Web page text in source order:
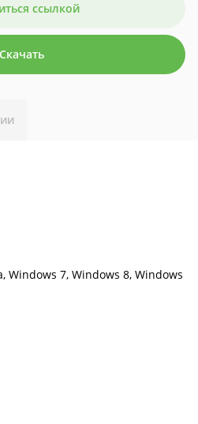
ссылкой
Скачать
Windows 7, Windows 8, Windows